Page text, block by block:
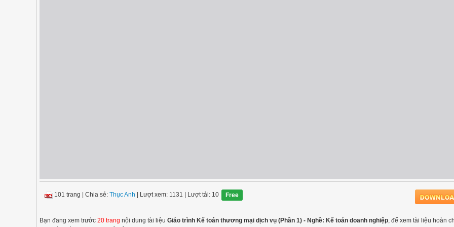
101 trang Chia sẻ: Thục Anh | Lượt xem: 1131 | Lượt tải: 10 Free
Bạn đang xem trước 20 trang nội dung tài liệu Giáo trình Kế toán thương mại dịch vụ (Phần 1) - Nghề: Kế toán doanh nghiệp, để xem tài liệu hoàn